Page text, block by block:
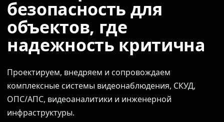
безопасность для
объектов, где
надежность критична
Проектируем, внедряем и сопровождаем
комплексные системы видеонаблюдения, СКУД,
ОПС/АПС, видеоаналитики и инженерной
инфраструктуры.